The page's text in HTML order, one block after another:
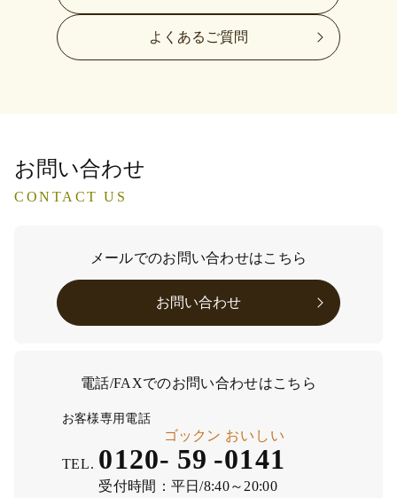
よくあるご質問
お問い合わせ
CONTACT US
メールでのお問い合わせはこちら
お問い合わせ
電話/FAXでのお問い合わせはこちら
お客様専用電話
TEL. 0120- 59
ゴックン
-0141
おいしい
受付時間： 平日/8:40～20:00